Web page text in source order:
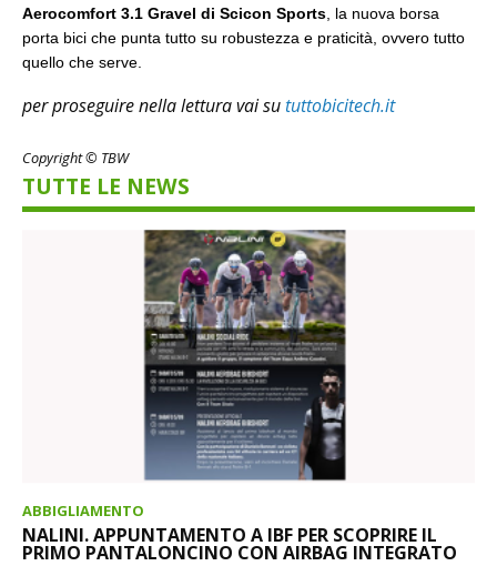
Aerocomfort 3.1 Gravel di Scicon Sports , la nuova borsa
porta bici che punta tutto su robustezza e praticità, ovvero tutto
quello che serve.
per proseguire nella lettura vai sututtobicitech.it
Copyright © TBW
TUTTE LE NEWS
ABBIGLIAMENTO
NALINI. APPUNTAMENTO A IBF PER SCOPRIRE IL
PRIMO PANTALONCINO CON AIRBAG INTEGRATO